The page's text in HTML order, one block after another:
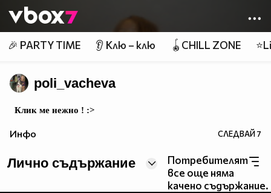
👾
🎉 PARTY TIME 👂 Клю – клю 🪀CHILL ZONE
poli_vacheva
Клик ме нежно ! :>
Инфо СЛЕДВАЙ7
Лично съдържание
Потребителят
все още няма
качено съдържание.